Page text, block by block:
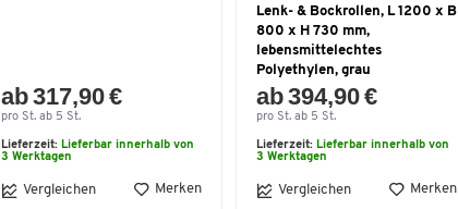
ab 317,90 €
pro St. ab 5 St.
Lieferzeit: Lieferbar innerhalb von
3 Werktagen
Vergleichen Merken
Lenk- & Bockrollen, L 1200 x B
800 x H 730 mm,
lebensmittelechtes
Polyethylen, grau
ab 394,90 €
pro St. ab 5 St.
Lieferzeit: Lieferbar innerhalb von
3 Werktagen
Vergleichen Merken